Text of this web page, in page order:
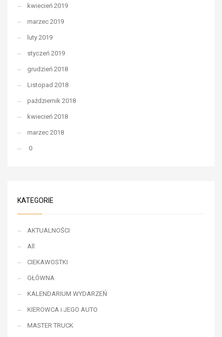
kwiecień 2019
marzec 2019
luty 2019
styczeń 2019
grudzień 2018
Listopad 2018
październik 2018
kwiecień 2018
marzec 2018
0
KATEGORIE
AKTUALNOŚCI
All
CIEKAWOSTKI
GŁÓWNA
KALENDARIUM WYDARZEŃ
KIEROWCA i JEGO AUTO
MASTER TRUCK